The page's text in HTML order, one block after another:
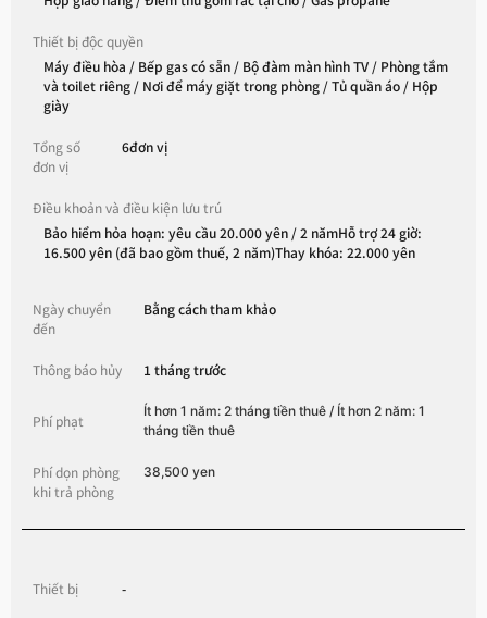
Thiết bị độc quyền
Máy điều hòa / Bếp gas có sẵn / Bộ đàm màn hình TV / Phòng tắm
và toilet riêng / Nơi để máy giặt trong phòng / Tủ quần áo / Hộp
giày
Tổng số
đơn vị
6đơn vị
Điều khoản và điều kiện lưu trú
Bảo hiểm hỏa hoạn: yêu cầu 20.000 yên / 2 nămHỗ trợ 24 giờ:
16.500 yên (đã bao gồm thuế, 2 năm)Thay khóa: 22.000 yên
Ngày chuyển
đến
Bằng cách tham khảo
Thông báo hủy 1 tháng trước
Phí phạt
Ít hơn 1 năm: 2 tháng tiền thuê / Ít hơn 2 năm: 1
tháng tiền thuê
Phí dọn phòng
khi trả phòng
38,500 yen
Thiết bị -